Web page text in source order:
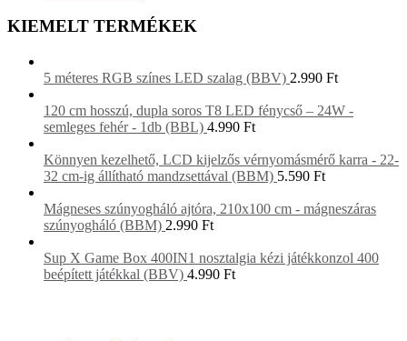
KIEMELT TERMÉKEK
5 méteres RGB színes LED szalag (BBV) 2.990 Ft
120 cm hosszú, dupla soros T8 LED fénycső – 24W -
semleges fehér - 1db (BBL) 4.990 Ft
Könnyen kezelhető, LCD kijelzős vérnyomásmérő karra - 22-
32 cm-ig állítható mandzsettával (BBM) 5.590 Ft
Mágneses szúnyogháló ajtóra, 210x100 cm - mágneszáras
szúnyogháló (BBM) 2.990 Ft
Sup X Game Box 400IN1 nosztalgia kézi játékkonzol 400
beépített játékkal (BBV) 4.990 Ft